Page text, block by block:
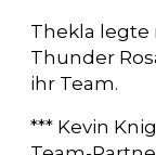
Thekla legte
Thunder
ihr Team.
*** Kevin